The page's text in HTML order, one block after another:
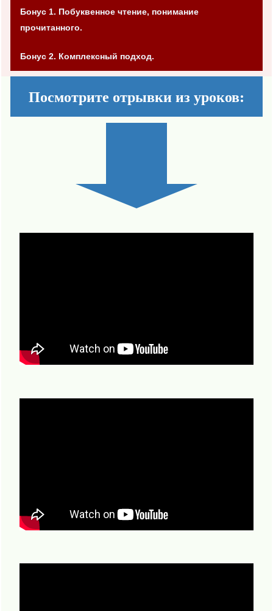
Бонус 1. Побуквенное чтение, понимание
прочитанного.
Бонус 2. Комплексный подход.
Посмотрите отрывки из уроков: